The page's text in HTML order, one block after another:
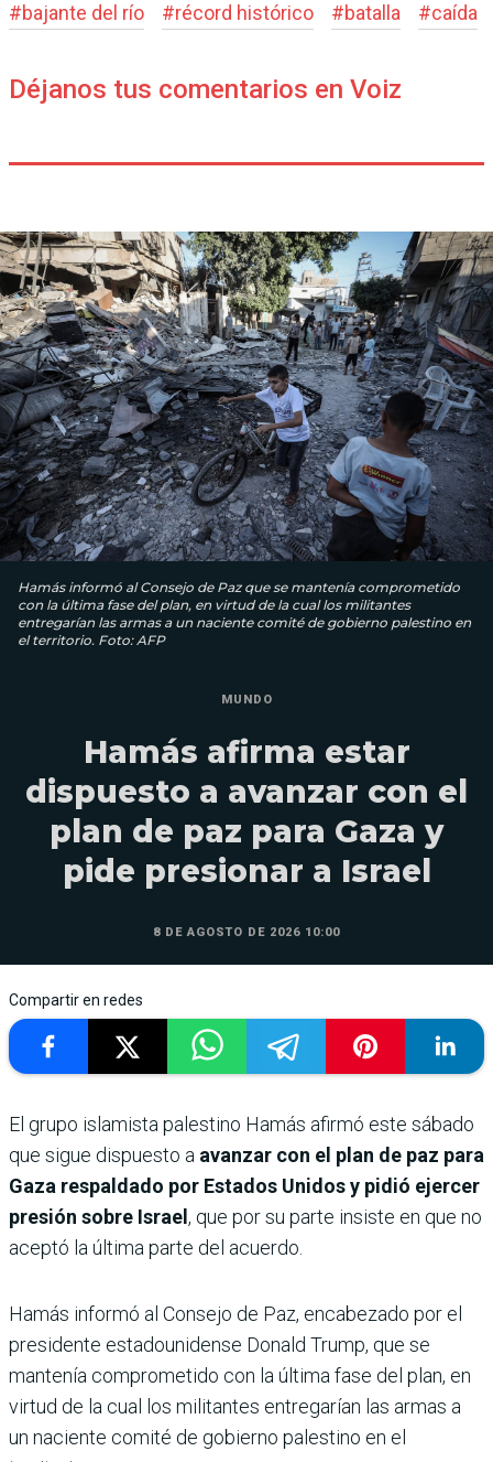
#bajante del río #récord histórico #batalla #caída
Déjanos tus comentarios en Voiz
Hamás informó al Consejo de Paz que se mantenía comprometido
con la última fase del plan, en virtud de la cual los militantes
entregarían las armas a un naciente comité de gobierno palestino en
el territorio. Foto: AFP
MUNDO
Hamás afirma estar
dispuesto a avanzar con el
plan de paz para Gaza y
pide presionar a Israel
8 DE AGOSTO DE 2026 10:00
Compartir en redes
El grupo islamista palestino Hamás afirmó este sábado
que sigue dispuesto a avanzar con el plan de paz para
Gaza respaldado por Estados Unidos y pidió ejercer
presión sobre Israel, que por su parte insiste en que no
aceptó la última parte del acuerdo.
Hamás informó al Consejo de Paz, encabezado por el
presidente estadounidense Donald Trump, que se
mantenía comprometido con la última fase del plan, en
virtud de la cual los militantes entregarían las armas a
un naciente comité de gobierno palestino en el